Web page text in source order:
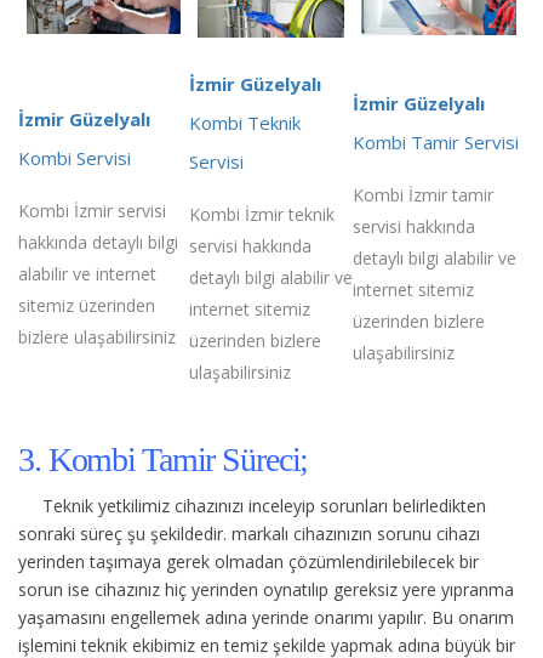
İzmir Güzelyalı
Kombi Servisi
Kombi İzmir servisi
hakkında detaylı bilgi
alabilir ve internet
sitemiz üzerinden
bizlere ulaşabilirsiniz
İzmir Güzelyalı
Kombi Teknik
Servisi
Kombi İzmir teknik
servisi hakkında
detaylı bilgi alabilir ve
internet sitemiz
üzerinden bizlere
ulaşabilirsiniz
İzmir Güzelyalı
Kombi Tamir Servisi
Kombi İzmir tamir
servisi hakkında
detaylı bilgi alabilir ve
internet sitemiz
üzerinden bizlere
ulaşabilirsiniz
3. Kombi Tamir Süreci;
Teknik yetkilimiz cihazınızı inceleyip sorunları belirledikten
sonraki süreç şu şekildedir. markalı cihazınızın sorunu cihazı
yerinden taşımaya gerek olmadan çözümlendirilebilecek bir
sorun ise cihazınız hiç yerinden oynatılıp gereksiz yere yıpranma
yaşamasını engellemek adına yerinde onarımı yapılır. Bu onarım
işlemini teknik ekibimiz en temiz şekilde yapmak adına büyük bir